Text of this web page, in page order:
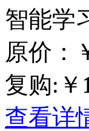
智能学
原价：
复购:￥
查看详